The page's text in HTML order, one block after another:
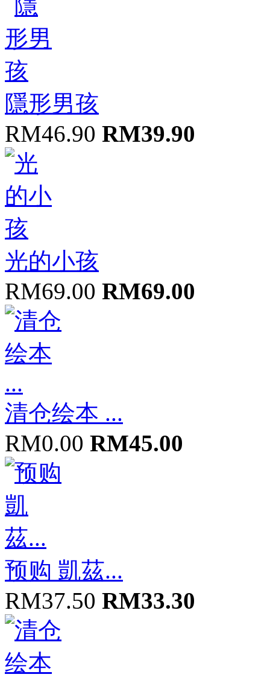
隱形男孩
RM46.90 RM39.90
光的小孩
RM69.00 RM69.00
清仓绘本 ...
RM0.00 RM45.00
预购 凱茲...
RM37.50 RM33.30